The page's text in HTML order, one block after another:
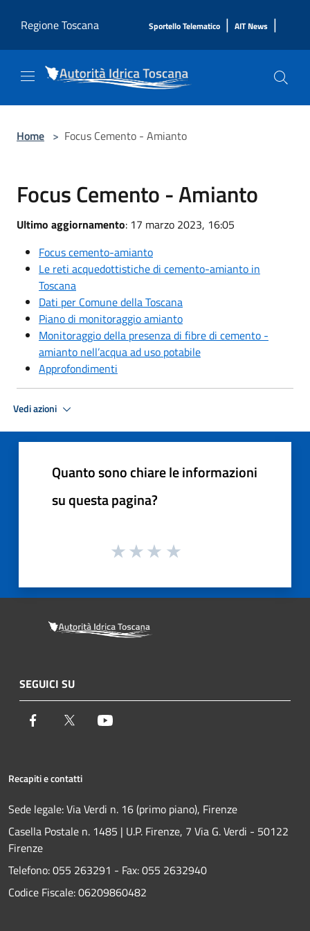
Regione Toscana
Sportello Telematico | AIT News |
Home > Focus Cemento - Amianto
Focus Cemento - Amianto
Ultimo aggiornamento: 17 marzo 2023, 16:05
Focus cemento-amianto
Le reti acquedottistiche di cemento-amianto in
Toscana
Dati per Comune della Toscana
Piano di monitoraggio amianto
Monitoraggio della presenza di fibre di cemento -
amianto nell’acqua ad uso potabile
Approfondimenti
Vedi azioni
Quanto sono chiare le informazioni
su questa pagina?
SEGUICI SU
Facebook Twitter
Recapiti e contatti
Sede legale: Via Verdi n. 16 (primo piano), Firenze
Casella Postale n. 1485 | U.P. Firenze, 7 Via G. Verdi - 50122
Firenze
Telefono:055 263291 - Fax:055 2632940
Codice Fiscale: 06209860482